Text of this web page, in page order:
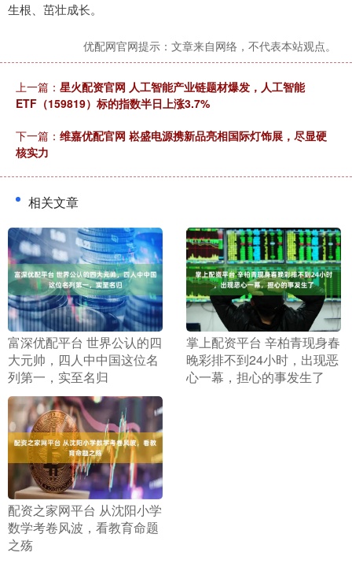
生根、茁壮成长。
优配网官网提示：文章来自网络，不代表本站观点。
上一篇： 星火配资官网 人工智能产业链题材爆发，人工智能
ETF（159819）标的指数半日上涨3.7%
下一篇： 维嘉优配官网 崧盛电源携新品亮相国际灯饰展，尽显硬
核实力
相关文章
​富深优配平台 世界公认的四
大元帅，四人中中国这位名
列第一，实至名归
​掌上配资平台 辛柏青现身春
晚彩排不到24小时，出现恶
心一幕，担心的事发生了
​配资之家网平台 从沈阳小学
数学考卷风波，看教育命题
之殇